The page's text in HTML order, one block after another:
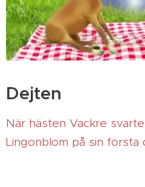
Dejten
När hästen Vackre
Lingonblom på sin första